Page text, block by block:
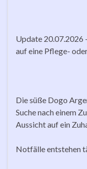
Update 20.07.2026
auf eine Pflege-
Die süße Dogo
Suche nach einem
Aussicht auf ein
Notfälle entstehen